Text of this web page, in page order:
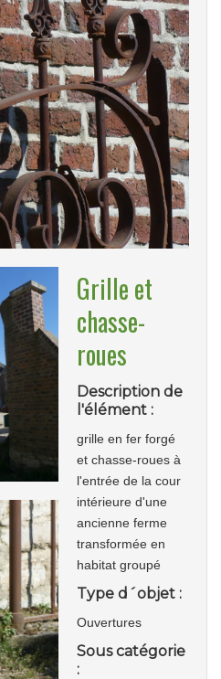
Grille et
chasse-
roues
Description de
l'élément :
grille en fer forgé
et chasse-roues à
l'entrée de la cour
intérieure d'une
ancienne ferme
transformée en
habitat groupé
Type d´objet :
Ouvertures
Sous catégorie
: